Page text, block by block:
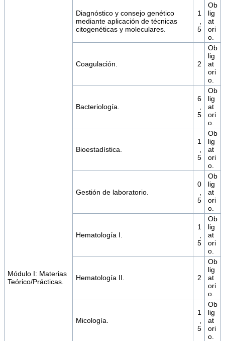
Módulo I: Materias
Teórico/Prácticas.
Diagnóstico y consejo genético
mediante aplicación de técnicas
citogenéticas y moleculares.
1
5
Ob
lig
at
ori
o.
Coagulación. 2
Ob
lig
at
ori
o.
Bacteriología.
6
5
Ob
lig
at
ori
o.
Bioestadística.
1
5
Ob
lig
at
ori
o.
Gestión de laboratorio.
0
5
Ob
lig
at
ori
o.
Hematología I.
1
5
Ob
lig
at
ori
o.
Hematología II. 2
Ob
lig
at
ori
o.
Micología.
1
5
Ob
lig
at
ori
o.